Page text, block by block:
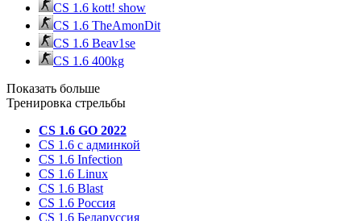
CS 1.6 kott! show
CS 1.6 TheAmonDit
CS 1.6 Beav1se
CS 1.6 400kg
Показать больше
Тренировка стрельбы
CS 1.6 GO 2022
CS 1.6 с админкой
CS 1.6 Infection
CS 1.6 Linux
CS 1.6 Blast
CS 1.6 Россия
CS 1.6 Беларуссия